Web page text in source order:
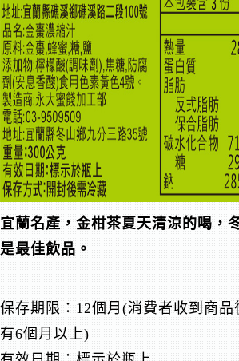
宜蘭名產，金柑茶夏天清涼的喝，
是最佳飲品。
保存期限：12個月(消費者收到商品
有6個月以上)